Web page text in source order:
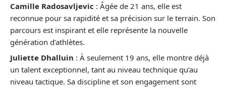
Camille Radosavljevic : Âgée de 21 ans, elle est
reconnue pour sa rapidité et sa précision sur le terrain. Son
parcours est inspirant et elle représente la nouvelle
génération d’athlètes.
Juliette Dhalluin : À seulement 19 ans, elle montre déjà
un talent exceptionnel, tant au niveau technique qu’au
niveau tactique. Sa discipline et son engagement sont